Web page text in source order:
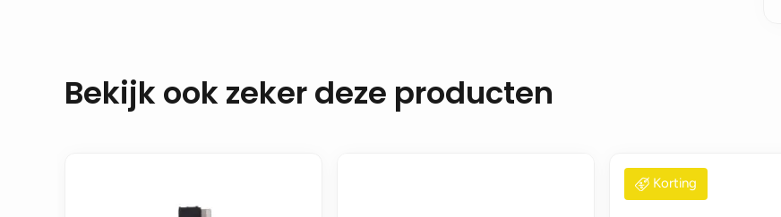
Bekijk ook zeker deze producten
Korting